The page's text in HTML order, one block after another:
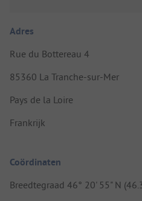
Adres
Rue du Bottereau 4
85360 La Tranche-sur-Mer
Pays de la Loire
Frankrijk
Coördinaten
Breedtegraad 46° 20' 55" N